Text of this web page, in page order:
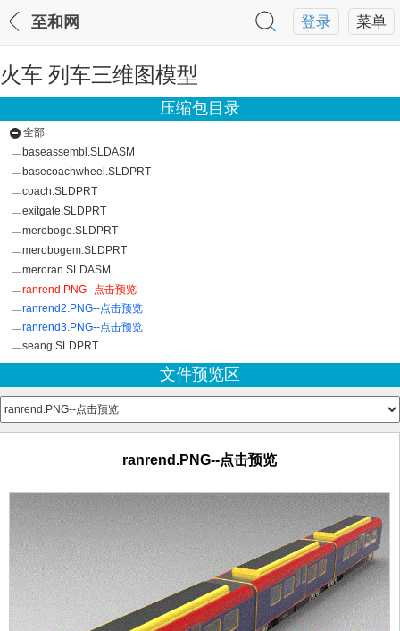
菜单
登录
至和网
火车 列车三维图模型
压缩包目录
全部
baseassembl.SLDASM
basecoachwheel.SLDPRT
coach.SLDPRT
exitgate.SLDPRT
meroboge.SLDPRT
merobogem.SLDPRT
meroran.SLDASM
ranrend.PNG--点击预览
ranrend2.PNG--点击预览
ranrend3.PNG--点击预览
seang.SLDPRT
文件预览区
ranrend.PNG--点击预览